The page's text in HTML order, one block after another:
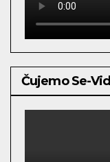
Čujemo Se-